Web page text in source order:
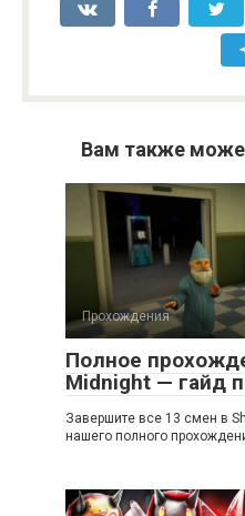
Вам также
Прохождения
Полное
Midnight — гайд
Завершите все 13 смен в
нашего полного